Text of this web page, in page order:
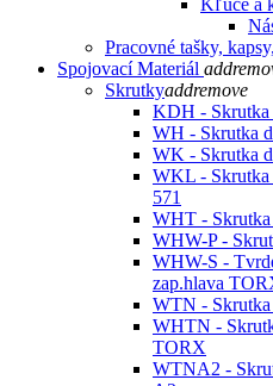
Kľúče a
Pracovné tašky,
Spojovací Materiál add
Skrutkyaddremove
KDH - Skrutka
WH - Skrutka
WK - Skrutka
WKL - Skrutka
571
WHT -
WHW-P -
WHW-S -
zap.hlava
WTN - Skrutka
WHTN -
TORX
WTNA2 -